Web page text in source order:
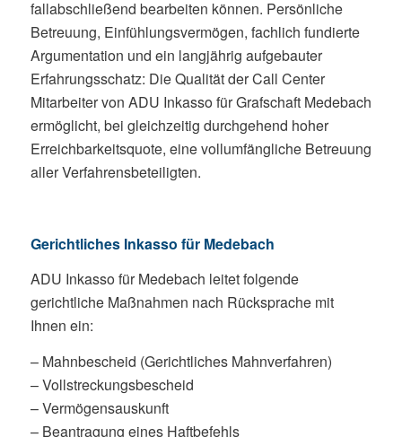
fallabschließend bearbeiten können. Persönliche
Betreuung, Einfühlungsvermögen, fachlich fundierte
Argumentation und ein langjährig aufgebauter
Erfahrungsschatz: Die Qualität der Call Center
Mitarbeiter von ADU Inkasso für Grafschaft Medebach
ermöglicht, bei gleichzeitig durchgehend hoher
Erreichbarkeitsquote, eine vollumfängliche Betreuung
aller Verfahrensbeteiligten.
Gerichtliches Inkasso für Medebach
ADU Inkasso für Medebach leitet folgende
gerichtliche Maßnahmen nach Rücksprache mit
Ihnen ein:
– Mahnbescheid (Gerichtliches Mahnverfahren)
– Vollstreckungsbescheid
– Vermögensauskunft
– Beantragung eines Haftbefehls